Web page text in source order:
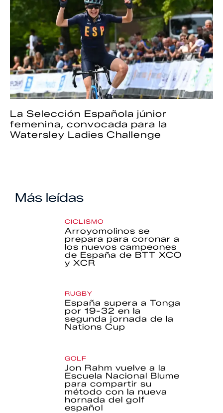
La Selección Española júnior
femenina, convocada para la
Watersley Ladies Challenge
Más leídas
CICLISMO
Arroyomolinos se
prepara para coronar a
los nuevos campeones
de España de BTT XCO
y XCR
RUGBY
España supera a Tonga
por 19-32 en la
segunda jornada de la
Nations Cup
GOLF
Jon Rahm vuelve a la
Escuela Nacional Blume
para compartir su
método con la nueva
hornada del golf
español